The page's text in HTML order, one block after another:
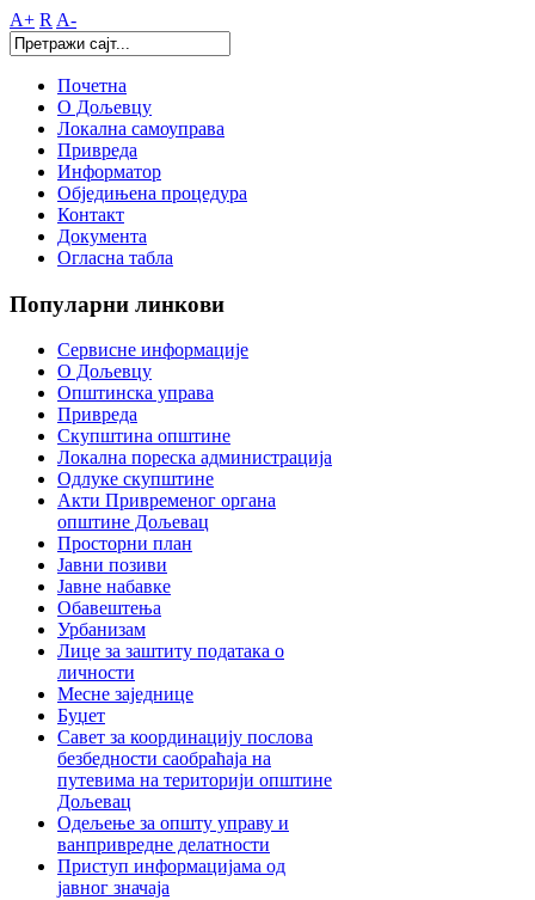
A+ R A-
Почетна
О Дољевцу
Локална самоуправа
Привреда
Информатор
Обједињена процедура
Контакт
Документа
Огласна табла
Популарни линкови
Сервисне информације
О Дољевцу
Општинска управа
Привреда
Скупштина општине
Локална пореска администрација
Одлуке скупштине
Акти Привременог органа
општине Дољевац
Просторни план
Јавни позиви
Јавне набавке
Обавештења
Урбанизам
Лице за заштиту података о
личности
Месне заједнице
Буџет
Савет за координацију послова
безбедности саобраћаја на
путевима на територији општине
Дољевац
Одељење за општу управу и
ванпривредне делатности
Приступ информацијама од
јавног значаја